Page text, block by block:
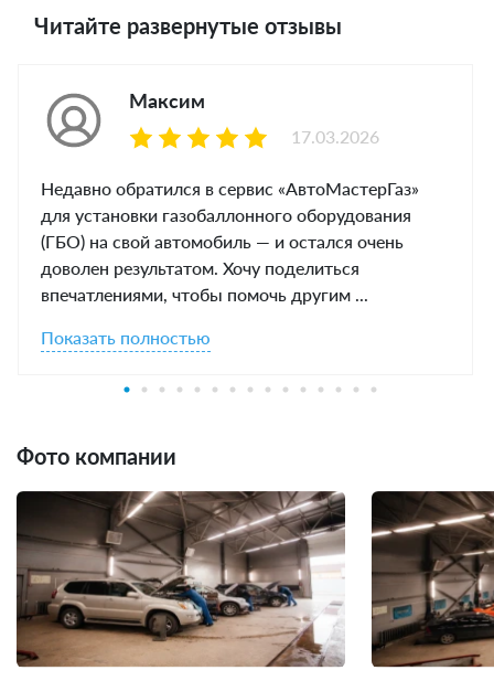
Читайте развернутые отзывы
Максим
Недавно обратился в сервис «АвтоМастерГаз»
для установки газобаллонного оборудования
(ГБО) на свой автомобиль — и остался очень
доволен результатом. Хочу поделиться
впечатлениями, чтобы помочь другим ...
Показать полностью
17.03.2026
Фото компании